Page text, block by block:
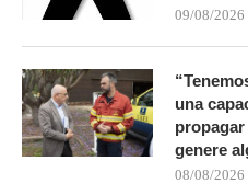
09/08/2026
una
propagar
genere
08/08/2026